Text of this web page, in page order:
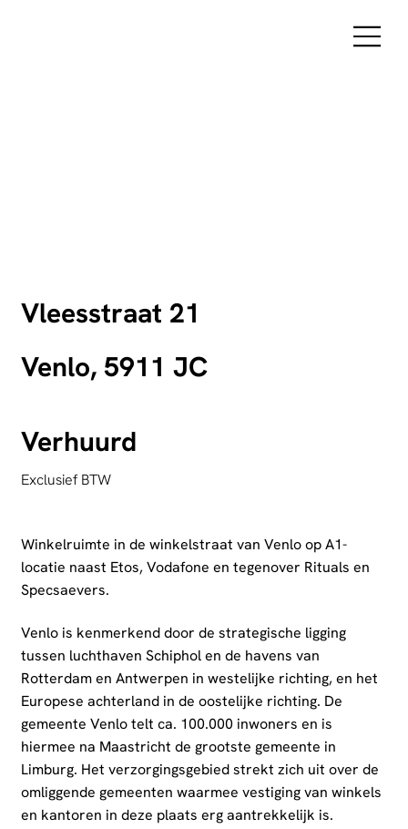
Vleesstraat 21
Venlo, 5911 JC
Verhuurd
Exclusief BTW
Winkelruimte in de winkelstraat van Venlo op A1-
locatie naast Etos, Vodafone en tegenover Rituals en
Specsaevers.
Venlo is kenmerkend door de strategische ligging
tussen luchthaven Schiphol en de havens van
Rotterdam en Antwerpen in westelijke richting, en het
Europese achterland in de oostelijke richting. De
gemeente Venlo telt ca. 100.000 inwoners en is
hiermee na Maastricht de grootste gemeente in
Limburg. Het verzorgingsgebied strekt zich uit over de
omliggende gemeenten waarmee vestiging van winkels
en kantoren in deze plaats erg aantrekkelijk is.